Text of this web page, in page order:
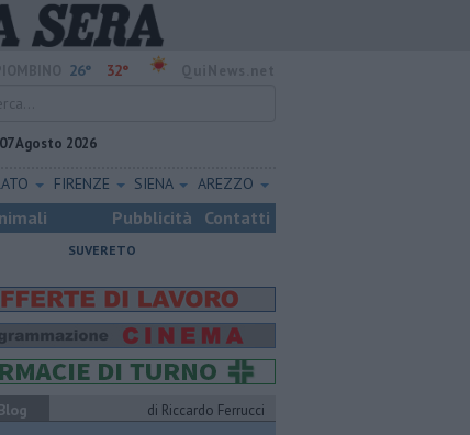
26° 32°
07 Agosto 2026
FIRENZE SIENA AREZZO
Pubblicità Contatti
SUVERETO
di Riccardo Ferrucci